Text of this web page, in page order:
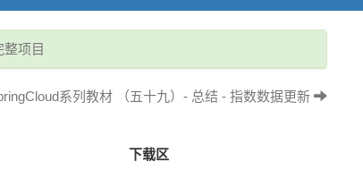
项目
系列教材 （五十九）- 总结 - 指数数据更新
下载区